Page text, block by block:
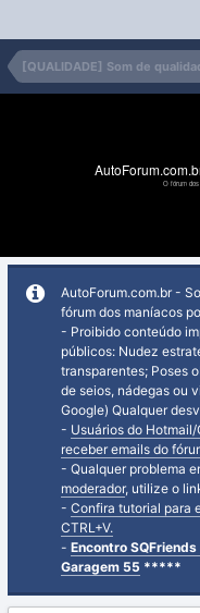
[QUALIDADE] Som de
O fórum dos
AutoForum.com.br -
fórum dos maníacos
- Proibido conteúdo
públicos: Nudez
transparentes; Poses
de seios, nádegas ou
Google) Qualquer
- Usuários do
receber emails do
- Qualquer problema
moderador, utilize o
- Confira tutorial para
CTRL+V.
- Encontro
Garagem 55 *****